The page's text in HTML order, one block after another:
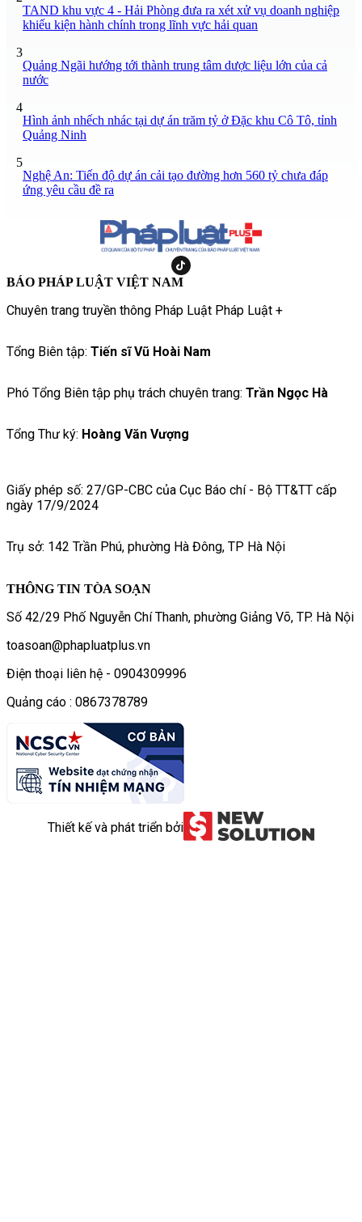
TAND khu vực 4 - Hải Phòng đưa ra xét xử vụ doanh nghiệp
khiếu kiện hành chính trong lĩnh vực hải quan
3
Quảng Ngãi hướng tới thành trung tâm dược liệu lớn của cả
nước
4
Hình ảnh nhếch nhác tại dự án trăm tỷ ở Đặc khu Cô Tô, tỉnh
Quảng Ninh
5
Nghệ An: Tiến độ dự án cải tạo đường hơn 560 tỷ chưa đáp
ứng yêu cầu đề ra
BÁO PHÁP LUẬT VIỆT NAM
Chuyên trang truyền thông Pháp Luật Pháp Luật +
Tổng Biên tập: Tiến sĩ Vũ Hoài Nam
Phó Tổng Biên tập phụ trách chuyên trang: Trần Ngọc Hà
Tổng Thư ký: Hoàng Văn Vượng
Giấy phép số: 27/GP-CBC của Cục Báo chí - Bộ TT&TT cấp
ngày 17/9/2024
Trụ sở: 142 Trần Phú, phường Hà Đông, TP Hà Nội
THÔNG TIN TÒA SOẠN
Số 42/29 Phố Nguyễn Chí Thanh, phường Giảng Võ, TP. Hà Nội
toasoan@phapluatplus.vn
Điện thoại liên hệ - 0904309996
Quảng cáo : 0867378789
Thiết kế và phát triển bởi